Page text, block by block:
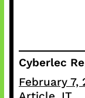
Cyberlec
February 7,